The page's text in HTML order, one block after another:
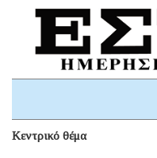
Κεντρικό θέμα